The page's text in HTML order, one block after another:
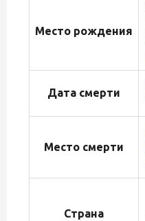
Место рождения
Дата смерти
Место смерти
Страна